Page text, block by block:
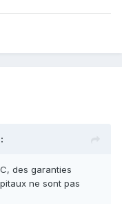
des garanties
ne sont pas